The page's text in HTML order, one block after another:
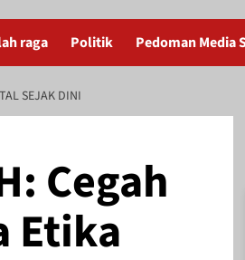
raga Politik Pedoman Media
SEJAK DINI
Cegah
Etika